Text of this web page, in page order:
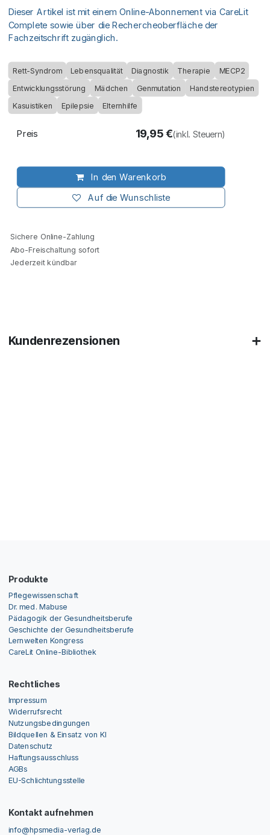
Dieser Artikel ist mit einem Online-Abonnement via CareLit
Complete sowie über die Rechercheoberfläche der
Fachzeitschrift zugänglich.
Rett-Syndrom Lebensqualität Diagnostik Therapie MECP2
Entwicklungsstörung Mädchen Genmutation
Handstereotypien
Kasuistiken
Epilepsie Elternhilfe
In den Warenkorb
Auf die Wunschliste
Preis 19,95€(inkl. Steuern)
Sichere Online-Zahlung
Abo-Freischaltung sofort
Jederzeit kündbar
Kundenrezensionen
Produkte
Pflegewissenschaft
Dr. med. Mabuse
Pädagogik der Gesundheitsberufe
Geschichte der Gesundheitsberufe
Lernwelten Kongress
CareLit Online-Bibliothek
Rechtliches
Impressum
Widerrufsrecht
Nutzungsbedingungen
Bildquellen & Einsatz von KI
Datenschutz
Haftungsausschluss
AGBs
EU-Schlichtungsstelle
Kontakt aufnehmen
info@hpsmedia-verlag.de